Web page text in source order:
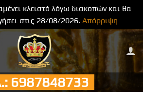
κλειστό λόγω διακοπών και θα
στις 28/08/2026. Απόρριψη
6987848733